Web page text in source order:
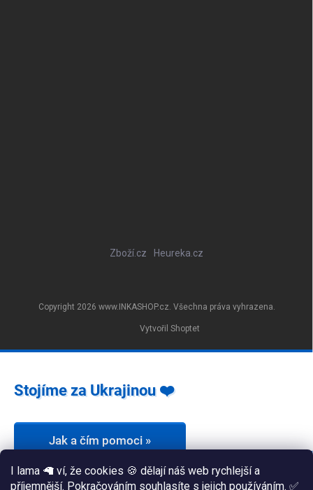
I lama 🦙 ví, že cookies 🍪 dělají náš web rychlejší a
příjemnější. Pokračováním souhlasíte s jejich používáním. ✅
Zboží.cz Heureka.cz
Vytvořil Shoptet
Copyright 2026 www.INKASHOP.cz. Všechna práva vyhrazena.
Stojíme za Ukrajinou ❤️
Jak a čím pomoci »